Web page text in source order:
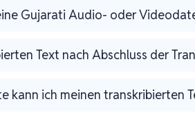
Gujarati Audio- oder
Text nach Abschluss der
kann ich meinen transkribierten